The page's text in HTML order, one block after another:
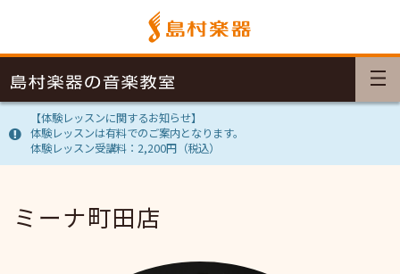
【体験レッスンに関するお知らせ】
体験レッスンは有料でのご案内となります。
体験レッスン受講料：2,200円（税込）
ミーナ町田店